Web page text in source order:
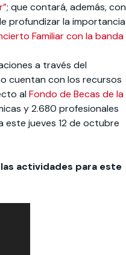
; que contará, además, con
profundizar la importancia
Familiar con la banda
a través del
cuentan con los recursos
al Fondo de Becas de la
y 2.680 profesionales
jueves 12 de octubre
actividades para este